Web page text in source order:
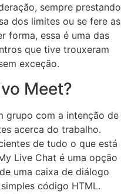
sempre prestando
dos limites ou se fere as
forma, essa é uma das
que tive trouxeram
exceção.
Meet?
grupo com a intenção de
acerca do trabalho.
de tudo o que está
Live Chat é uma opção
uma caixa de diálogo
código HTML.